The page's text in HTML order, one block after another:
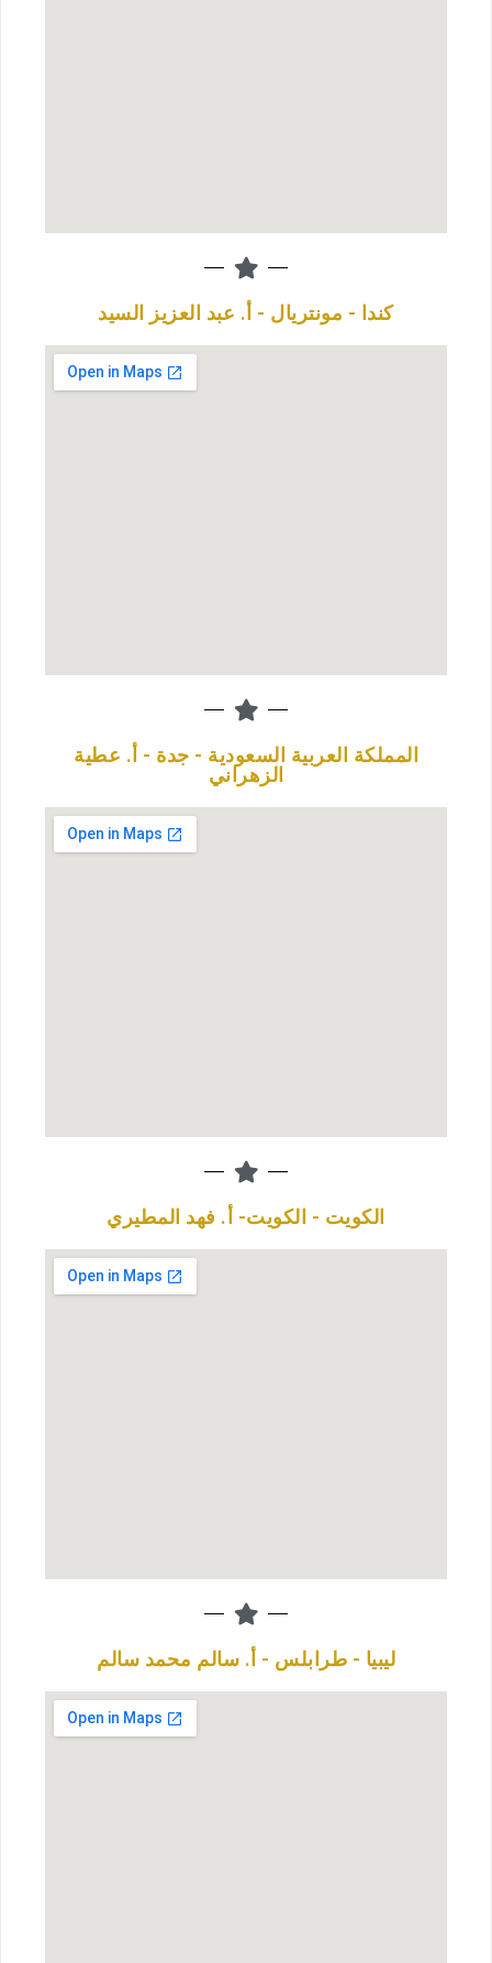
كندا - مونتريال - أ. عبد العزيز السيد
المملكة العربية السعودية - جدة - أ. عطية
الزهراني
الكويت - الكويت- أ. فهد المطيري
ليبيا - طرابلس - أ. سالم محمد سالم